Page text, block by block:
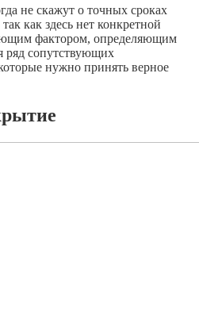
не скажут о точных сроках
как здесь нет конкретной
фактором, определяющим
ряд сопутствующих
нужно принять верное